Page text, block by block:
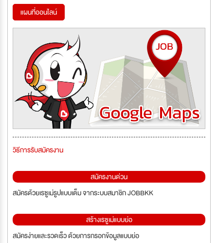
แผนที่ออนไลน์
วิธีการรับสมัครงาน
สมัครงานด่วน
สมัครด้วยเรซูเม่รูปแบบเต็ม จากระบบสมาชิก JOBBKK
สร้างเรซูเม่แบบย่อ
สมัครง่ายและรวดเร็ว ด้วยการกรอกข้อมูลแบบย่อ